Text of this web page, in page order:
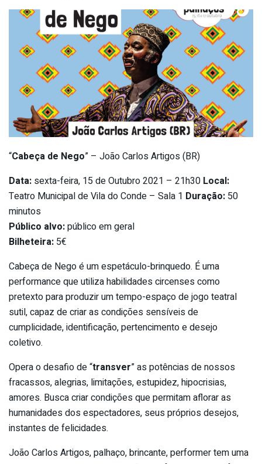
“Cabeça de Nego” – João Carlos Artigos (BR)
Data: sexta-feira, 15 de Outubro 2021 – 21h30 Local:
Teatro Municipal de Vila do Conde – Sala 1 Duração: 50
minutos
Público alvo:público em geral
Bilheteira: 5€
Cabeça de Nego é um espetáculo-brinquedo. É uma
performance que utiliza habilidades circenses como
pretexto para produzir um tempo-espaço de jogo teatral
sutil, capaz de criar as condições sensíveis de
cumplicidade, identificação, pertencimento e desejo
coletivo.
Opera o desafio de “transver” as potências de nossos
fracassos, alegrias, limitações, estupidez, hipocrisias,
amores. Busca criar condições que permitam aflorar as
humanidades dos espectadores, seus próprios desejos,
instantes de felicidades.
João Carlos Artigos, palhaço, brincante, performer tem uma